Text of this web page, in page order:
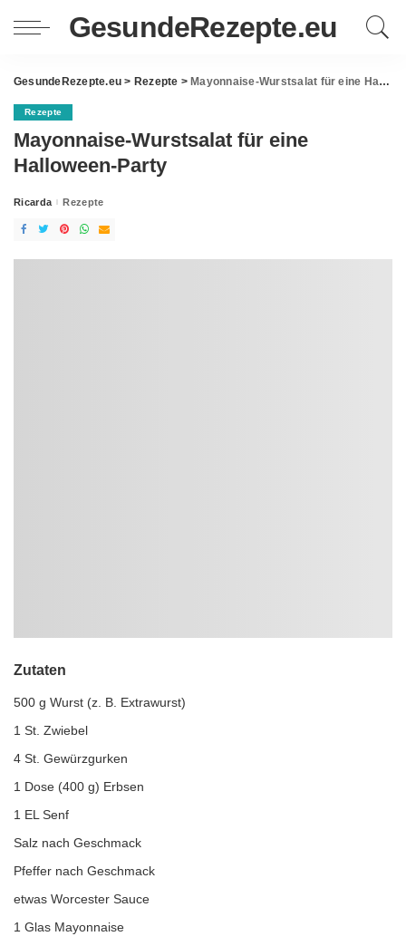
GesundeRezepte.eu
GesundeRezepte.eu > Rezepte > Mayonnaise-Wurstsalat für eine Halloween-Party
Rezepte
Mayonnaise-Wurstsalat für eine
Halloween-Party
Posted
Ricarda Rezepte
Zutaten
500 g Wurst (z. B. Extrawurst)
1 St. Zwiebel
4 St. Gewürzgurken
1 Dose (400 g) Erbsen
1 EL Senf
Salz nach Geschmack
Pfeffer nach Geschmack
etwas Worcester Sauce
1 Glas Mayonnaise